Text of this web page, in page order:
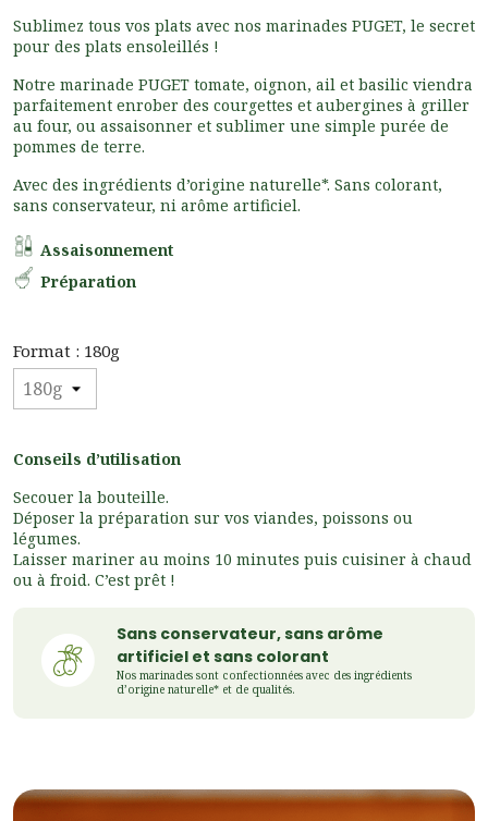
Sublimez tous vos plats avec nos marinades PUGET, le secret
pour des plats ensoleillés !
Notre marinade PUGET tomate, oignon, ail et basilic viendra
parfaitement enrober des courgettes et aubergines à griller
au four, ou assaisonner et sublimer une simple purée de
pommes de terre.
Avec des ingrédients d’origine naturelle*. Sans colorant,
sans conservateur, ni arôme artificiel.
Assaisonnement
Préparation
Format : 180g
Conseils d’utilisation
Secouer la bouteille.
Déposer la préparation sur vos viandes, poissons ou
légumes.
Laisser mariner au moins 10 minutes puis cuisiner à chaud
ou à froid. C’est prêt !
Sans conservateur, sans arôme
artificiel et sans colorant
Nos marinades sont confectionnées avec des ingrédients
d’origine naturelle* et de qualités.